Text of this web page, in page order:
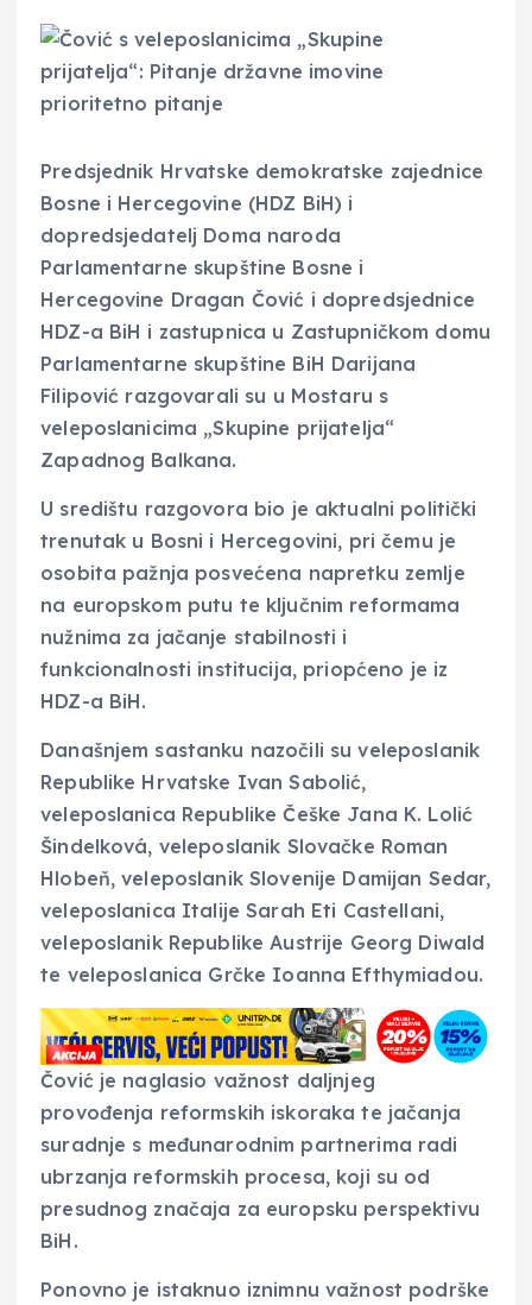
Predsjednik Hrvatske demokratske zajednice
Bosne i Hercegovine (HDZ BiH) i
dopredsjedatelj Doma naroda
Parlamentarne skupštine Bosne i
Hercegovine Dragan Čović i dopredsjednice
HDZ-a BiH i zastupnica u Zastupničkom domu
Parlamentarne skupštine BiH Darijana
Filipović razgovarali su u Mostaru s
veleposlanicima „Skupine prijatelja“
Zapadnog Balkana.
U središtu razgovora bio je aktualni politički
trenutak u Bosni i Hercegovini, pri čemu je
osobita pažnja posvećena napretku zemlje
na europskom putu te ključnim reformama
nužnima za jačanje stabilnosti i
funkcionalnosti institucija, priopćeno je iz
HDZ-a BiH.
Današnjem sastanku nazočili su veleposlanik
Republike Hrvatske Ivan Sabolić,
veleposlanica Republike Češke Jana K. Lolić
Šindelková, veleposlanik Slovačke Roman
Hlobeň, veleposlanik Slovenije Damijan Sedar,
veleposlanica Italije Sarah Eti Castellani,
veleposlanik Republike Austrije Georg Diwald
te veleposlanica Grčke Ioanna Efthymiadou.
Čović je naglasio važnost daljnjeg
provođenja reformskih iskoraka te jačanja
suradnje s međunarodnim partnerima radi
ubrzanja reformskih procesa, koji su od
presudnog značaja za europsku perspektivu
BiH.
Ponovno je istaknuo iznimnu važnost podrške